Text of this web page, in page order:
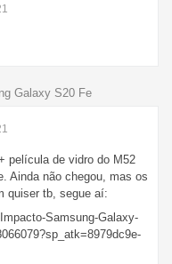
Galaxy S20 Fe
película de vidro do M52
Ainda não chegou, mas os
quiser tb, segue aí:
Samsung-Galaxy-